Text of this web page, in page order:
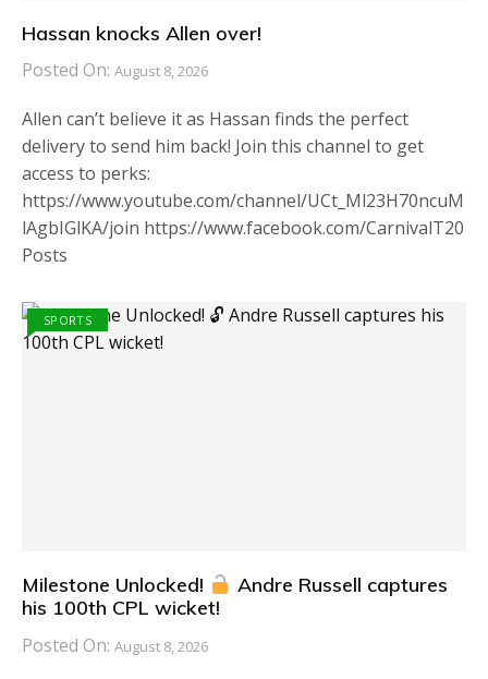
Hassan knocks Allen over!
Posted On: August 8, 2026
Allen can’t believe it as Hassan finds the perfect
delivery to send him back! Join this channel to get
access to perks:
https://www.youtube.com/channel/UCt_Ml23H70ncuM
lAgbIGlKA/join https://www.facebook.com/CarnivalT20
Posts
SPORTS
Milestone Unlocked!
Andre Russell captures
his 100th CPL wicket!
Posted On: August 8, 2026